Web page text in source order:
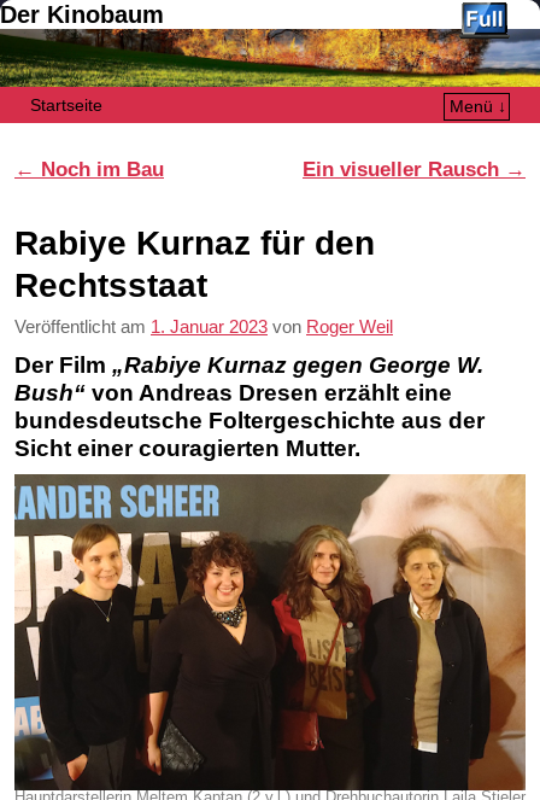
Der Kinobaum
Startseite
Menü ↓
Artikelnavigation
← Noch im Bau Ein visueller Rausch →
Rabiye Kurnaz für den
Rechtsstaat
Veröffentlicht am 1. Januar 2023 von Roger Weil
Der Film „Rabiye Kurnaz gegen George W.
Bush“ von Andreas Dresen erzählt eine
bundesdeutsche Foltergeschichte aus der
Sicht einer couragierten Mutter.